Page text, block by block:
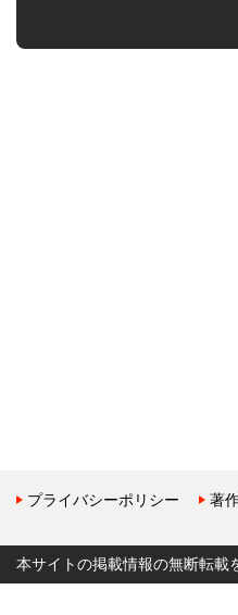
プライバシーポリシー 著
本サイトの掲載情報の無断転